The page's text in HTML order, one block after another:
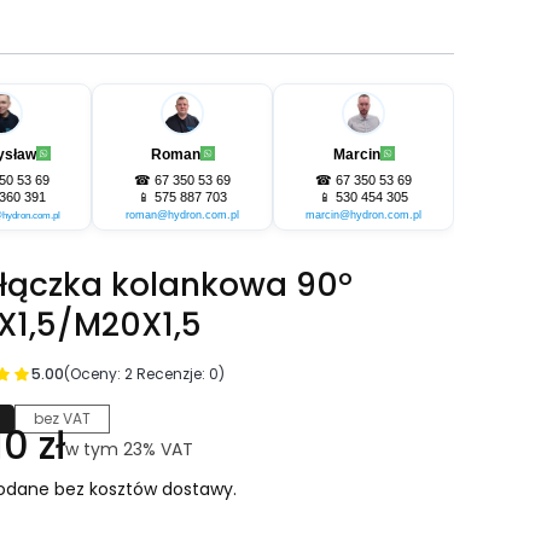
53 69
391
Roman
☎ 67 350 53 69
📱 575 887 703
roman@hydron.com.pl
Marcin
☎ 67 350 53 69
📱 530 454 305
marcin@hydron.com.pl
kolankowa 90°
M20X1,5
5.00(Oceny: 2 Recenzje: 0)
bez VAT
złw tym 23% VAT
w tym 23% VAT
bez kosztów dostawy.